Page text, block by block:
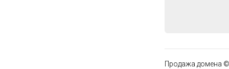
Продажа домена